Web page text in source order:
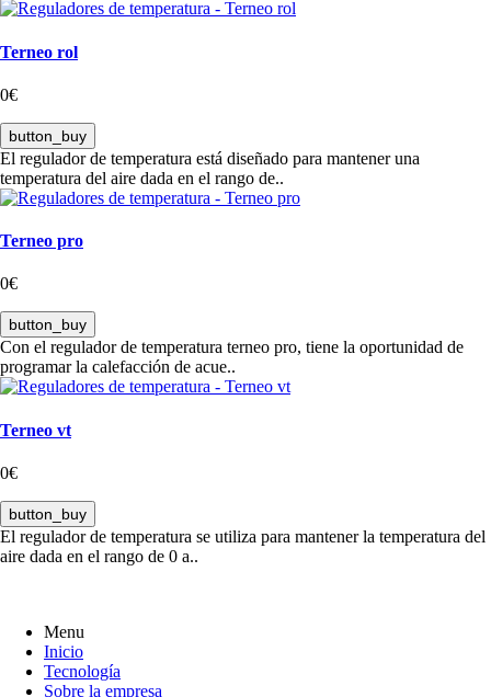
Terneo rol
0€
button_buy
El regulador de temperatura está diseñado para mantener una
temperatura del aire dada en el rango de..
Terneo pro
0€
button_buy
Con el regulador de temperatura terneo pro, tiene la oportunidad de
programar la calefacción de acue..
Terneo vt
0€
button_buy
El regulador de temperatura se utiliza para mantener la temperatura del
aire dada en el rango de 0 a..
Menu
Inicio
Tecnología
Sobre la empresa